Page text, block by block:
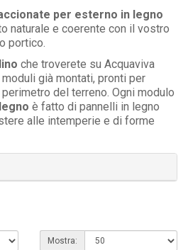
per esterno in legno
naturale e coerente con il vostro
portico.
che troverete su Acquaviva
già montati, pronti per
del terreno. Ogni modulo
è fatto di pannelli in legno
alle intemperie e di forme
Mostra: